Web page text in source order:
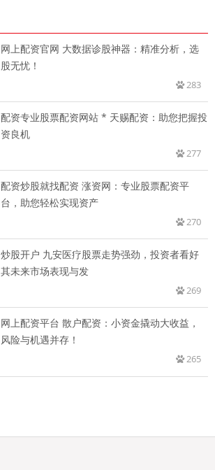
网上配资官网 大数据诊股神器：精准分析，选
股无忧！
283
配资专业股票配资网站 * 天赐配资：助您把握投
资良机
277
配资炒股就找配资 涨资网：专业股票配资平
台，助您轻松实现资产
270
炒股开户 九安医疗股票走势强劲，投资者看好
其未来市场表现与发
269
网上配资平台 散户配资：小资金撬动大收益，
风险与机遇并存！
265